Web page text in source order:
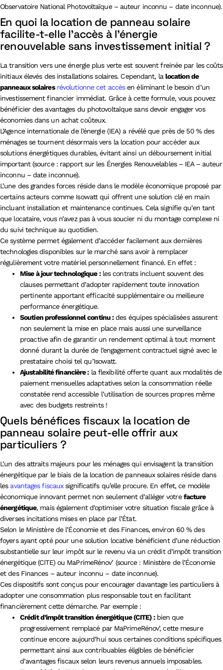
Observatoire National Photovoltaïque – auteur inconnu – date inconnue).
En quoi la location de panneau solaire
facilite-t-elle l’accès à l’énergie
renouvelable sans investissement initial ?
La transition vers une énergie plus verte est souvent freinée par les coûts
initiaux élevés des installations solaires. Cependant, la location de
panneaux solaires révolutionne cet accèsen éliminant le besoin d’un
investissement financier immédiat. Grâce à cette formule, vous pouvez
bénéficier des avantages du photovoltaïque sans devoir engager vos
économies dans un achat coûteux.
L’Agence internationale de l’énergie (IEA) a révélé que près de 50 % des
ménages se tournent désormais vers la location pour accéder aux
solutions énergétiques durables, évitant ainsi un déboursement initial
important (source : rapport sur les Énergies Renouvelables – IEA – auteur
inconnu – date inconnue).
L’une des grandes forces réside dans le modèle économique proposé par
certains acteurs comme Isowatt qui offrent une solution clé en main
incluant installation et maintenance continues. Cela signifie qu’en tant
que locataire, vous n’avez pas à vous soucier ni du montage complexe ni
du suivi technique au quotidien.
Ce système permet également d’accéder facilement aux dernières
technologies disponibles sur le marché sans avoir à remplacer
régulièrement votre matériel personnellement financé. En effet :
Mise à jour technologique :les contrats incluent souvent des
clauses permettant d’adopter rapidement toute innovation
pertinente apportant efficacité supplémentaire ou meilleure
performance énergétique.
Soutien professionnel continu :des équipes spécialisées assurent
non seulement la mise en place mais aussi une surveillance
proactive afin de garantir un rendement optimal à tout moment
donné durant la durée de l’engagement contractuel signé avec le
prestataire choisi tel qu’Isowatt.
Ajustabilité financière :la flexibilité offerte quant aux modalités de
paiement mensuelles adaptatives selon la consommation réelle
constatée rend accessible l’utilisation de sources propres même
avec des budgets restreints !
Quels bénéfices fiscaux la location de
panneau solaire peut-elle offrir aux
particuliers ?
L’un des attraits majeurs pour les ménages qui envisagent la transition
énergétique par le biais de la location de panneaux solaires réside dans
les avantages fiscauxsignificatifs qu’elle procure. En effet, ce modèle
économique innovant permet non seulement d’alléger votrefacture
énergétique, mais également d’optimiser votre situation fiscale grâce à
diverses incitations mises en place par l’État.
Selon le Ministère de l’Économie et des Finances, environ 60 % des
foyers ayant opté pour une solution locative bénéficient d’une réduction
substantielle sur leur impôt sur le revenu via un crédit d’impôt transition
énergétique (CITE) ou MaPrimeRénov’ (source : Ministère de l’Économie
et des Finances – auteur inconnu – date inconnue).
Ces dispositifs sont conçus pour encourager davantage les particuliers à
adopter une consommation plus responsable tout en facilitant
financièrement cette démarche. Par exemple :
Crédit d’impôt transition énergétique (CITE) :bien que
progressivement remplacé par MaPrimeRénov’, cette mesure
continue encore aujourd’hui sous certaines conditions spécifiques
permettant ainsi aux contribuables éligibles de bénéficier
d’avantages fiscaux selon leurs revenus annuels imposables.